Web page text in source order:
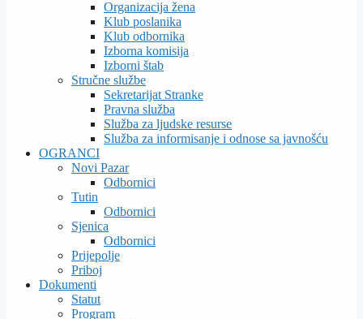
Organizacija žena
Klub poslanika
Klub odbornika
Izborna komisija
Izborni štab
Stručne službe
Sekretarijat Stranke
Pravna služba
Služba za ljudske resurse
Služba za informisanje i odnose sa javnošću
OGRANCI
Novi Pazar
Odbornici
Tutin
Odbornici
Sjenica
Odbornici
Prijepolje
Priboj
Dokumenti
Statut
Program